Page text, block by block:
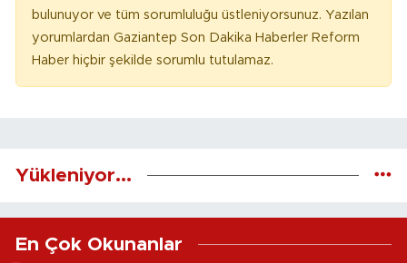
bulunuyor ve tüm sorumluluğu üstleniyorsunuz. Yazılan
yorumlardan Gaziantep Son Dakika Haberler Reform
Haber hiçbir şekilde sorumlu tutulamaz.
Yükleniyor...
En Çok Okunanlar